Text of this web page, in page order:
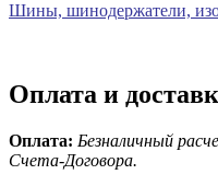
Шины, шинодержатели,
Оплата и
Оплата: Безналичный
Счета-Договора.